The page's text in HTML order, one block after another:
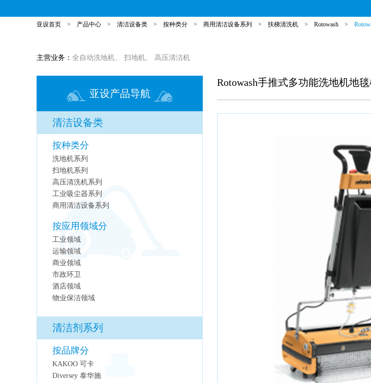
亚设首页 > 产品中心 > 清洁设备类 > 按种类分 > 商用清洁设备系列 > 扶梯清洗机 > Rotowash >
主营业务： 全自动洗地机、 扫地机、 高压清洁机
亚设产品导航
清洁设备类
按种类分
洗地机系列
扫地机系列
高压清洗机系列
工业吸尘器系列
商用清洁设备系列
按应用领域分
工业领域
运输领域
商业领域
市政环卫
酒店领域
物业保洁领域
清洁剂系列
按品牌分
KAKOO 可卡
Diversey 泰华施
Rotowash手推式多功能洗地机地